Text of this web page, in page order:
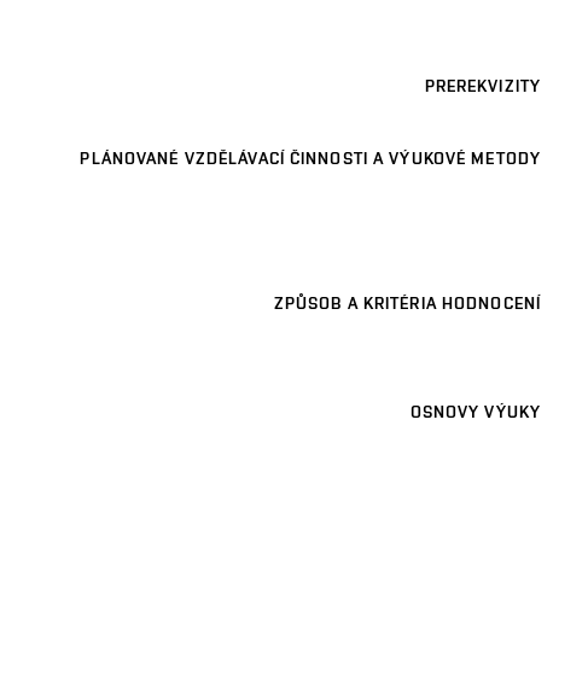
PREREKVIZITY
PLÁNOVANÉ VZDĚLÁVACÍ ČINNOSTI A VÝUKOVÉ METODY
ZPŮSOB A KRITÉRIA HODNOCENÍ
OSNOVY VÝUKY